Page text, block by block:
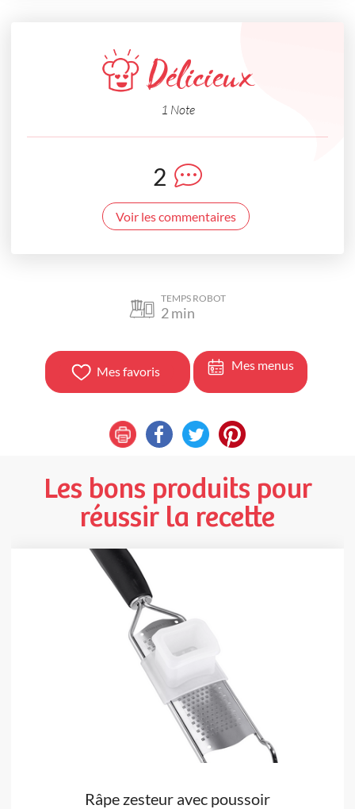
Délicieux
1 Note
2
Voir les commentaires
TEMPS ROBOT
2min
Mes favoris Mes menus
Les bons produits pour
réussir la recette
Râpe zesteur avec poussoir